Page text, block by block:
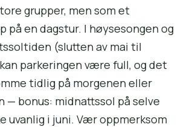
grupper, men som et
på en dagstur. I høysesongen og
(slutten av mai til
parkeringen være full, og det
tidlig på morgenen eller
— bonus: midnattssol på selve
uvanlig i juni. Vær oppmerksom